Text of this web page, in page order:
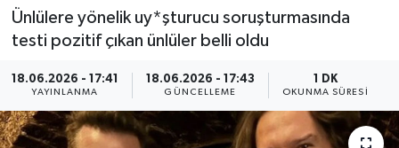
Ünlülere yönelik uy*şturucu soruşturmasında
testi pozitif çıkan ünlüler belli oldu
18.06.2026 - 17:41
YAYINLANMA
18.06.2026 - 17:43
GÜNCELLEME
1 DK
OKUNMA SÜRESI
SPOR
KÜLTÜR-SANAT
EĞİTİM
Haber Arşivi